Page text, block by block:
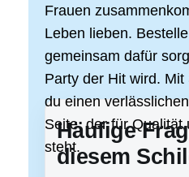
Frauen
Leben lieben.
gemeinsam dafür
Party der Hit wird.
du einen
Seite, der für Qualität
steht.
Häufige
diesem